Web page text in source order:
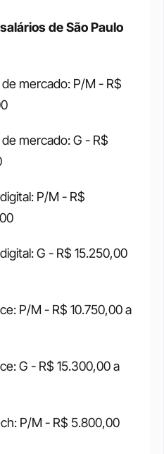
de São Paulo
mercado: P/M - R$
mercado: G - R$
P/M - R$
G - R$ 15.250,00
P/M - R$ 10.750,00 a
G - R$ 15.300,00 a
P/M - R$ 5.800,00